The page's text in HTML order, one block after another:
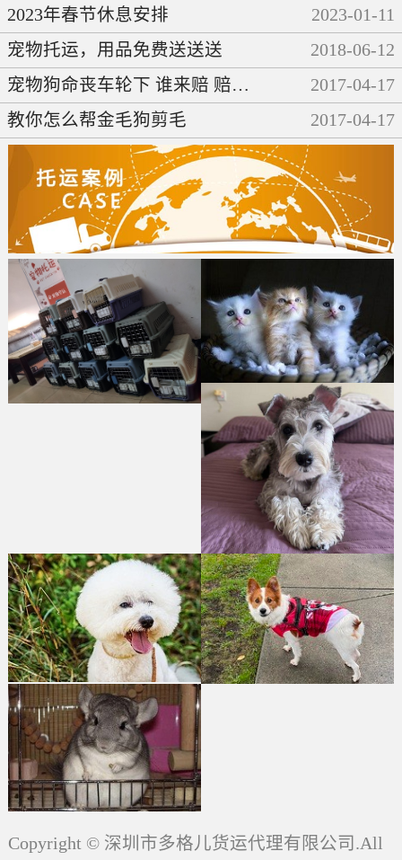
2023年春节休息安排 2023-01-11
宠物托运，用品免费送送送
2018-06-12
宠物狗命丧车轮下 谁来赔 赔多少
2017-04-17
教你怎么帮金毛狗剪毛
2017-04-17
Copyright © 深圳市多格儿货运代理有限公司.All